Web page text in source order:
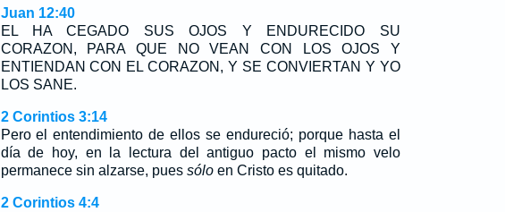
Juan 12:40
EL HA CEGADO SUS OJOS Y ENDURECIDO SU
CORAZON, PARA QUE NO VEAN CON LOS OJOS Y
ENTIENDAN CON EL CORAZON, Y SE CONVIERTAN Y YO
LOS SANE.
2 Corintios 3:14
Pero el entendimiento de ellos se endureció; porque hasta el
día de hoy, en la lectura del antiguo pacto el mismo velo
permanece sin alzarse, pues sóloen Cristo es quitado.
2 Corintios 4:4